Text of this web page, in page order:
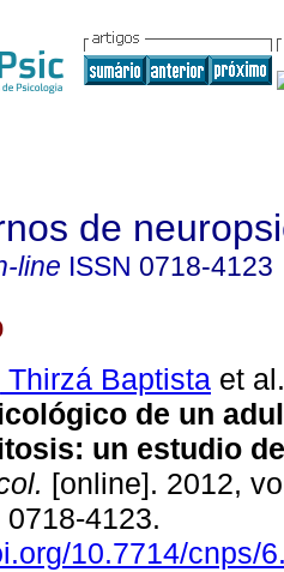
de
line ISSN 0718-4123
Thirzá Baptista et al.
de un
: un estudio
[online]. 2012,
4123.
10.7714/cnps/